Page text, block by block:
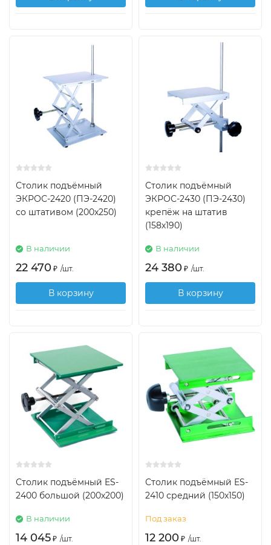
Столик подъёмный
ЭКРОС-2420 (ПЭ-2420)
со штативом (200х250)
В наличии
22 470 ₽ /шт.
В корзину
Столик подъёмный
ЭКРОС-2430 (ПЭ-2430)
крепёж на штатив
(158х190)
В наличии
24 380 ₽ /шт.
В корзину
Столик подъёмный ES-
2400 большой (200х200)
В наличии
14 045 ₽ /шт.
Столик подъёмный ES-
2410 средний (150х150)
Под заказ
12 200 ₽ /шт.